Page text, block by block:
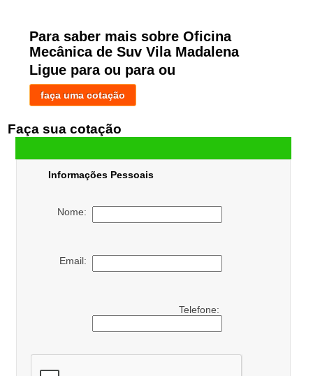
Para saber mais sobre Oficina
Mecânica de Suv Vila Madalena
Ligue para ou para ou
faça uma cotação
Faça sua cotação
Informações Pessoais
Nome:
Email:
Telefone: